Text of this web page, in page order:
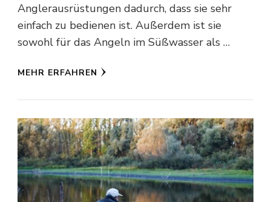
Anglerausrüstungen dadurch, dass sie sehr
einfach zu bedienen ist. Außerdem ist sie
sowohl für das Angeln im Süßwasser als …
MEHR ERFAHREN